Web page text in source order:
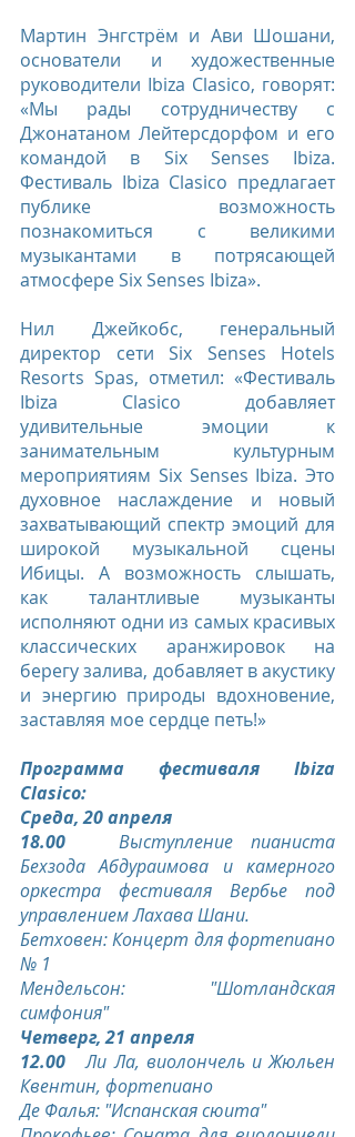
Мартин Энгстрём и Ави Шошани,
основатели и художественные
руководители Ibiza Clasico, говорят:
«Мы рады сотрудничеству с
Джонатаном Лейтерсдорфом и его
командой в Six Senses Ibiza.
Фестиваль Ibiza Clasico предлагает
публике возможность
познакомиться с великими
музыкантами в потрясающей
атмосфере Six Senses Ibiza».
Нил Джейкобс, генеральный
директор сети Six Senses Hotels
Resorts Spas, отметил: «Фестиваль
Ibiza Clasico добавляет
удивительные эмоции к
занимательным культурным
мероприятиям Six Senses Ibiza. Это
духовное наслаждение и новый
захватывающий спектр эмоций для
широкой музыкальной сцены
Ибицы. А возможность слышать,
как талантливые музыканты
исполняют одни из самых красивых
классических аранжировок на
берегу залива, добавляет в акустику
и энергию природы вдохновение,
заставляя мое сердце петь!»
Программа фестиваля Ibiza
Clasico:
Среда, 20 апреля
18.00
   Выступление пианиста
Бехзода Абдураимова и камерного
оркестра фестиваля Вербье под
управлением Лахава Шани.
Бетховен: Концерт для фортепиано
№ 1
Мендельсон: "Шотландская
симфония"
Четверг, 21 апреля
12.00
   Ли Ла, виолончель и Жюльен
Квентин, фортепиано
Де Фалья: "Испанская сюита"